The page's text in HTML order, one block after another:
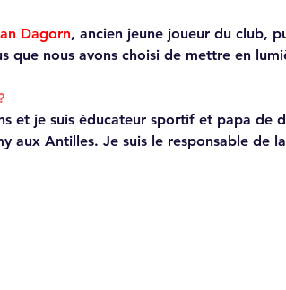
Dagorn, ancien jeune joueur du club,
que nous avons choisi de mettre en
et je suis éducateur sportif et papa de
aux Antilles. Je suis le responsable de